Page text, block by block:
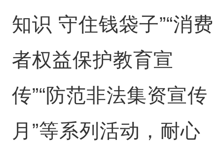
知识 守住钱袋子”“消费
者权益保护教育宣
传”“防范非法集资宣传
月”等系列活动，耐心